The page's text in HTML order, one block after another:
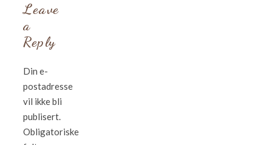
Leave
a
Reply
Din e-
postadresse
vil ikke bli
publisert.
Obligatoriske